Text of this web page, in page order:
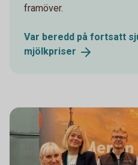
framöver.
Var beredd på fortsatt
mjölkpriser